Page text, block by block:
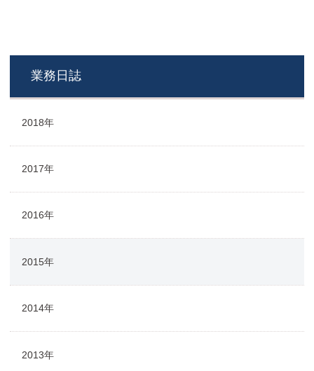
業務日誌
2018年
2017年
2016年
2015年
2014年
2013年